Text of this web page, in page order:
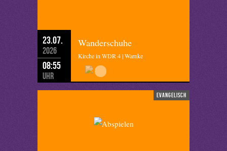
23.07.
2026
08:55
Uhr
Wanderschuhe
Kirche in WDR 4 | Warnke
evangelisch